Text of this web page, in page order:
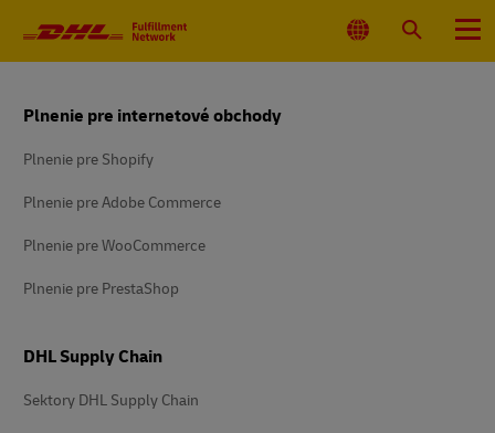
Vyberte
umiestnenie
VyhľadaťPonuka
Plnenie pre internetové obchody
Plnenie pre Shopify
Plnenie pre Adobe Commerce
Plnenie pre WooCommerce
Plnenie pre PrestaShop
DHL Supply Chain
Sektory DHL Supply Chain